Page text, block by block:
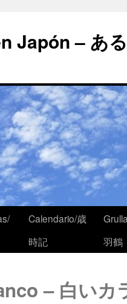
Japón – あ
Calendario/歳
時記
羽鶴
– 白い